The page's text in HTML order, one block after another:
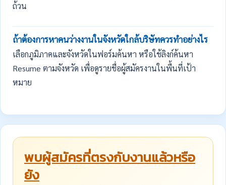
ถ้วน
ถ้าต้องการหาคนว่างงานในจังหวัดใกล้บริษัทควรทำอย่างไร
เลือกภูมิภาคและจังหวัดในฟอร์มค้นหา หรือใช้ลิงก์ค้นหา
Resume ตามจังหวัด เพื่อดูรายชื่อผู้สมัครงานในพื้นที่เป้า
หมาย
พบผู้สมัครที่ตรงกับงานแล้วหรือ
ยัง